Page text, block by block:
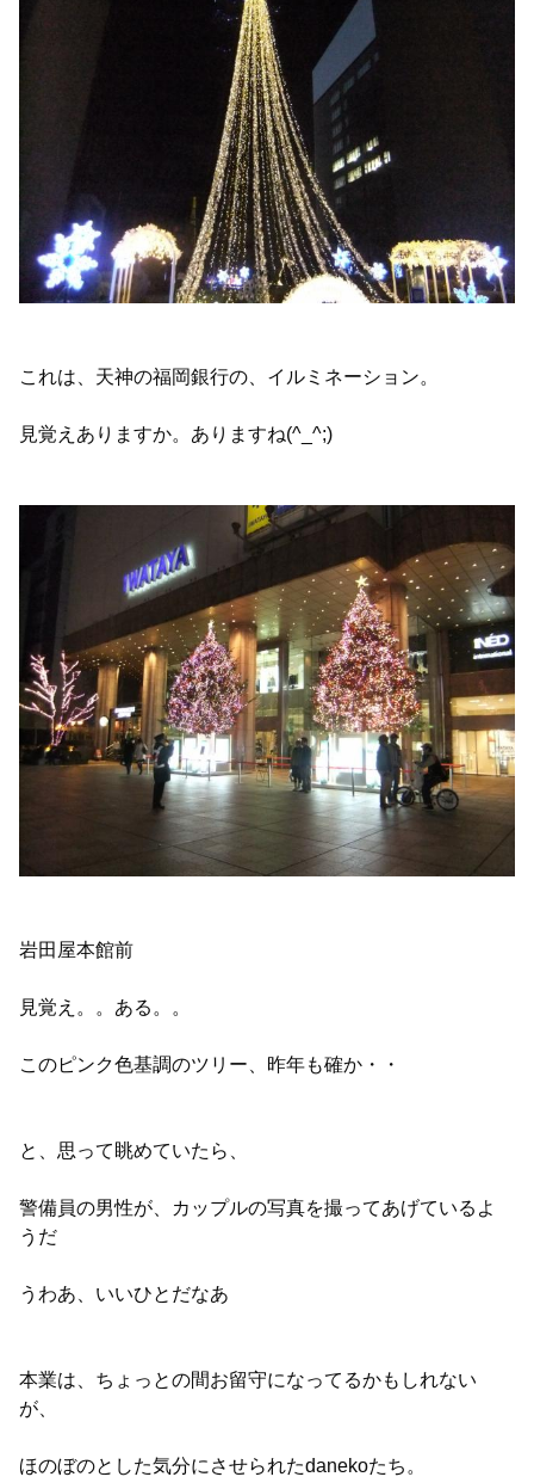
これは、天神の福岡銀行の、イルミネーション。
見覚えありますか。ありますね(^_^;)
岩田屋本館前
見覚え。。ある。。
このピンク色基調のツリー、昨年も確か・・
と、思って眺めていたら、
警備員の男性が、カップルの写真を撮ってあげているよ
うだ
うわあ、いいひとだなあ
本業は、ちょっとの間お留守になってるかもしれない
が、
ほのぼのとした気分にさせられたdanekoたち。